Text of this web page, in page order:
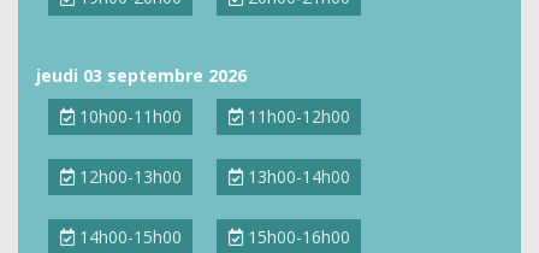
jeudi 03 septembre 2026
10h00-11h00
11h00-12h00
12h00-13h00 13h00-14h00
14h00-15h00 15h00-16h00